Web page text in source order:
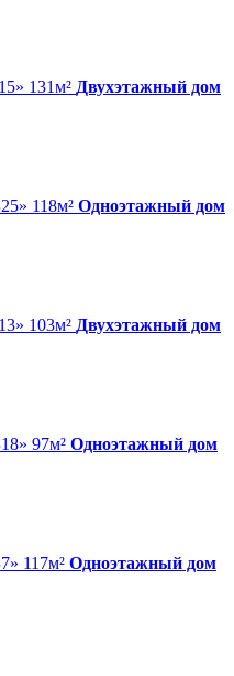
Двухэтажный дом
Одноэтажный дом
Двухэтажный дом
Одноэтажный дом
Одноэтажный дом